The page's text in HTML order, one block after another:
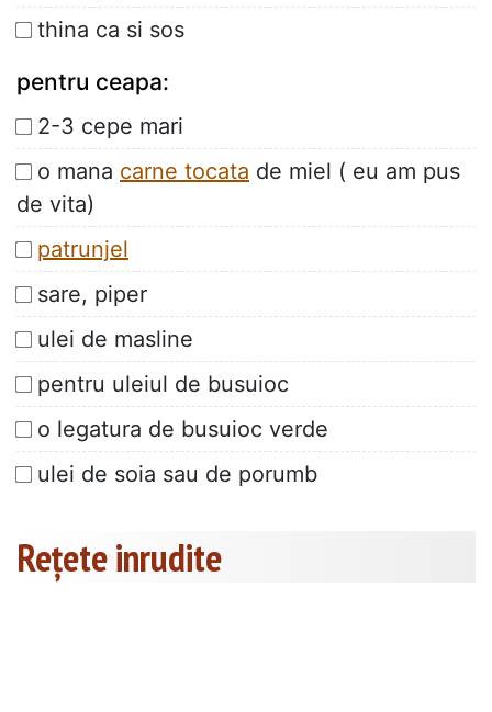
thina ca si sos
pentru ceapa:
2-3 cepe mari
o mana carne tocata de miel ( eu am pus
de vita)
patrunjel
sare, piper
ulei de masline
pentru uleiul de busuioc
o legatura de busuioc verde
ulei de soia sau de porumb
Rețete inrudite